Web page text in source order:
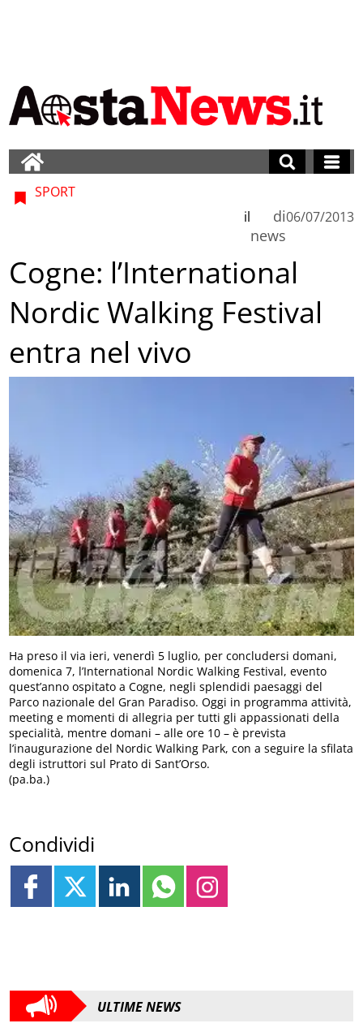
SPORT
di
news
il 06/07/2013
Cogne: l’International
Nordic Walking Festival
entra nel vivo
Ha preso il via ieri, venerdì 5 luglio, per concludersi domani,
domenica 7, l’International Nordic Walking Festival, evento
quest’anno ospitato a Cogne, negli splendidi paesaggi del
Parco nazionale del Gran Paradiso. Oggi in programma attività,
meeting e momenti di allegria per tutti gli appassionati della
specialità, mentre domani – alle ore 10 – è prevista
l’inaugurazione del Nordic Walking Park, con a seguire la sfilata
degli istruttori sul Prato di Sant’Orso.
(pa.ba.)
Condividi
ULTIME NEWS